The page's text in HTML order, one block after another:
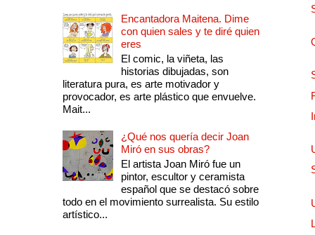
Encantadora Maitena. Dime
con quien sales y te diré quien
eres
El comic, la viñeta, las
historias dibujadas, son
literatura pura, es arte motivador y
provocador, es arte plástico que envuelve.
Mait...
¿Qué nos quería decir Joan
Miró en sus obras?
El artista Joan Miró fue un
pintor, escultor y ceramista
español que se destacó sobre
todo en el movimiento surrealista. Su estilo
artístico...